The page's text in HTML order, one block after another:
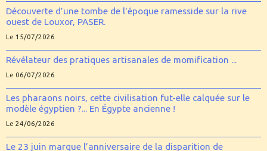
Découverte d’une tombe de l'époque ramesside sur la rive
ouest de Louxor, PASER.
Le 15/07/2026
Révélateur des pratiques artisanales de momification ...
Le 06/07/2026
Les pharaons noirs, cette civilisation fut-elle calquée sur le
modèle égyptien ?... En Égypte ancienne !
Le 24/06/2026
Le 23 juin marque l’anniversaire de la disparition de